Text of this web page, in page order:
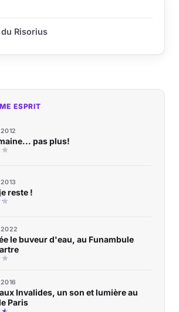
Risorius
ESPRIT
2012
pas plus!
2013
reste !
2022
le buveur d'eau, au Funambule
2016
Invalides, un son et lumière au
Paris